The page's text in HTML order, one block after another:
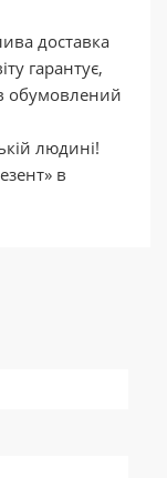
доставка
гарантує,
обумовлений
людині!
в